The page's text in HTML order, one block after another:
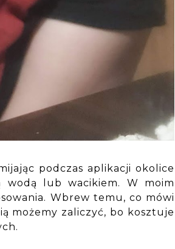
podczas aplikacji okolice
lub wacikiem. W moim
Wbrew temu, co mówi
możemy zaliczyć, bo kosztuje